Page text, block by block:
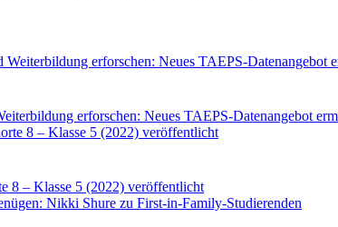
erforschen: Neues TAEPS-Datenangebot
8 – Klasse 5 (2022) veröffentlicht